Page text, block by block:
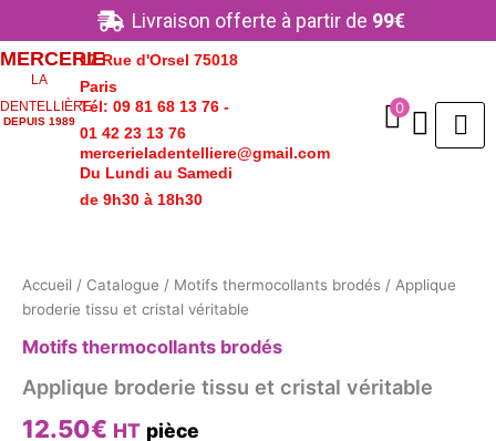
au
contenu
Livraison offerte à partir de 99€
MERCERIE
LA
DENTELLIÈRE
DEPUIS 1989
17 Rue d'Orsel 75018
Paris
Tél: 09 81 68 13 76 -
01 42 23 13 76
mercerieladentelliere@gmail.com
Du Lundi au Samedi
de 9h30 à 18h30
0
Accueil / Catalogue / Motifs thermocollants brodés / Applique
broderie tissu et cristal véritable
Motifs thermocollants brodés
Applique broderie tissu et cristal véritable
12.50€ HT pièce
broderie
tissu
cristal
véritable